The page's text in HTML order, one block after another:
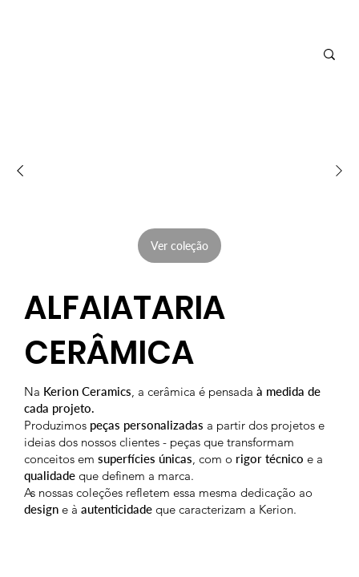
Ver coleção
ALFAIATARIA
CERÂMICA
Na Kerion Ceramics, a cerâmica é pensada à medida de
cada projeto.
Produzimos peças personalizadas a partir dos projetos e
ideias dos nossos clientes - peças que transformam
conceitos em superfícies únicas, com o rigor técnico e a
qualidadeque definem a marca.
As nossas coleções refletem essa mesma dedicação ao
designe à autenticidadeque caracterizam a Kerion.